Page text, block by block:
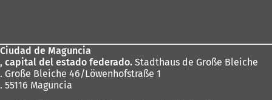
n
u
pies
Ciudad de Maguncia
, capital del estado federado. Stadthaus de Große Bleiche
. Große Bleiche 46/Löwenhofstraße 1
. 55116 Maguncia